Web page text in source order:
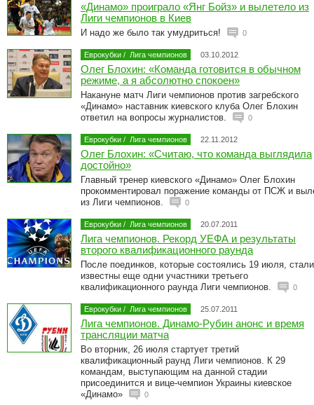
«Динамо» проиграло «Янг Бойз» и вылетело из
Лиги чемпионов в Киев
И надо же было так умудриться! 0
Еврокубки / Лига чемпионов 03.10.2012
Олег Блохин: «Команда готовится в обычном
режиме, а я абсолютно спокоен»
Накануне матч Лиги чемпионов против загребского
«Динамо» наставник киевского клуба Олег Блохин
ответил на вопросы журналистов.
0
Еврокубки / Лига чемпионов 22.11.2012
Олег Блохин: «Считаю, что команда выглядила
достойно»
Главный тренер киевского «Динамо» Олег Блохин
прокомментировал поражение команды от ПСЖ и
из Лиги чемпионов.
0
Еврокубки / Лига чемпионов 20.07.2011
Лига чемпионов. Рекорд УЕФА и результаты
второго квалификационного раунда
После поединков, которые состоялись 19 июля, стали
известны еще одни участники третьего
квалификационного раунда Лиги чемпионов.
0
Еврокубки / Лига чемпионов 25.07.2011
Лига чемпионов. Динамо-Рубин анонс и время
трансляции матча
Во вторник, 26 июля стартует третий
квалификационный раунд Лиги чемпионов. К 29
командам, выступающим на данной стадии
присоединится и вице-чемпион Украины киевское
«Динамо»
0